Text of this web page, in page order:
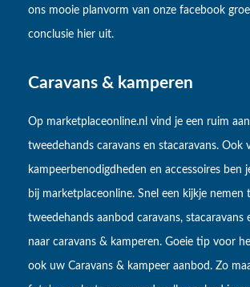
ons mooie planvorm van onze facebook
conclusie hier uit.
Caravans & kamperen
Op marketplaceonline.nl vind je een ruim
tweedehands caravans en stacaravans. Ook
kampeerbenodigdheden en accessoires ben
bij marketplaceonline. Snel een kijkje nemen
tweedehands aanbod caravans, stacaravans
naar caravans & kamperen. Goeie tip voor
ook uw Caravans & kampeer aanbod. Zo